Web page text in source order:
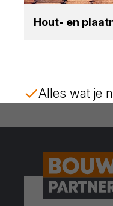
Hout- en
Alles wat je